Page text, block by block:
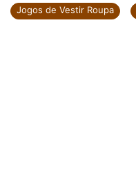
Jogos de Vestir Roupa